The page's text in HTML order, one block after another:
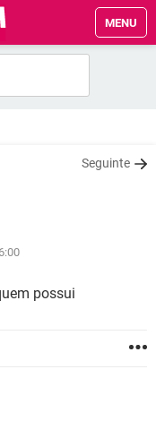
MENU
Seguinte
possui